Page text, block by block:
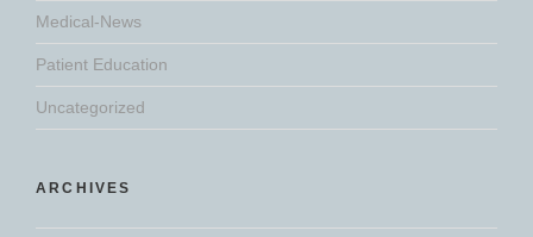
Medical-News
Patient Education
Uncategorized
ARCHIVES